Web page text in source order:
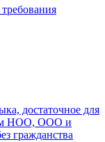
достаточное для
НОО, ООО и
гражданства